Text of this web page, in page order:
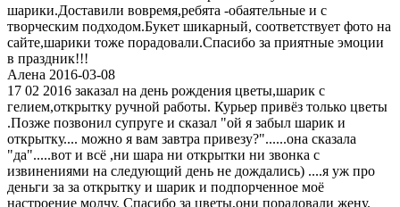
шарики.Доставили вовремя,ребята -обаятельные и с
творческим подходом.Букет шикарный, соответствует фото на
сайте,шарики тоже порадовали.Спасибо за приятные эмоции
в праздник!!!
Алена 2016-03-08
17 02 2016 заказал на день рождения цветы,шарик с
гелием,открытку ручной работы. Курьер привёз только цветы
.Позже позвонил супруге и сказал "ой я забыл шарик и
открытку.... можно я вам завтра привезу?"......она сказала
"да".....вот и всё ,ни шара ни открытки ни звонка с
извинениями на следующий день не дождались) ....я уж про
деньги за за открытку и шарик и подпорченное моё
настроение молчу. Спасибо за цветы,они порадовали жену.